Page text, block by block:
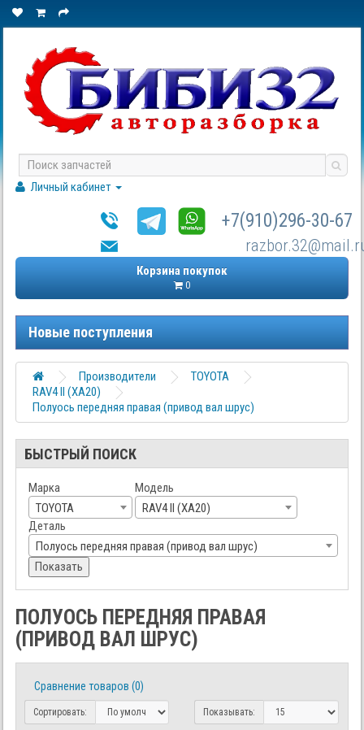
Личный кабинет
+7(910)296-30-67
Корзина покупок
0
Новые поступления
Производители
TOYOTA
RAV4 II (XA20)
Полуось передняя правая (привод вал шрус)
БЫСТРЫЙ ПОИСК
Марка
TOYOTA
Модель
RAV4 II (XA20)
Деталь
Полуось передняя правая (привод вал шрус)
Показать
ПОЛУОСЬ ПЕРЕДНЯЯ ПРАВАЯ
(ПРИВОД ВАЛ ШРУС)
Сравнение товаров (0)
Сортировать: Показывать: